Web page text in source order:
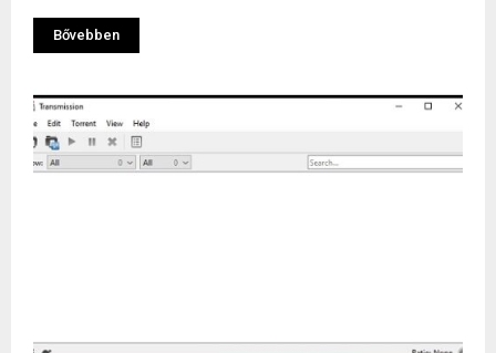
Bővebben